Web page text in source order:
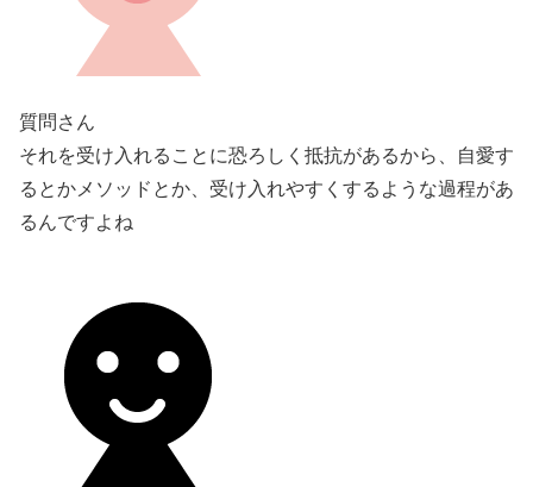
質問さん
それを受け入れることに恐ろしく抵抗があるから、自愛す
るとかメソッドとか、受け入れやすくするような過程があ
るんですよね